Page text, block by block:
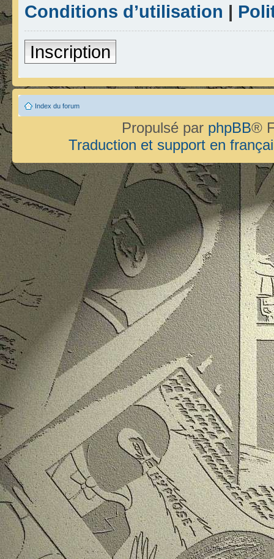
Conditions d’utilisation |
Inscription
Index du forum
Propulsé par phpBB®
Traduction et support en